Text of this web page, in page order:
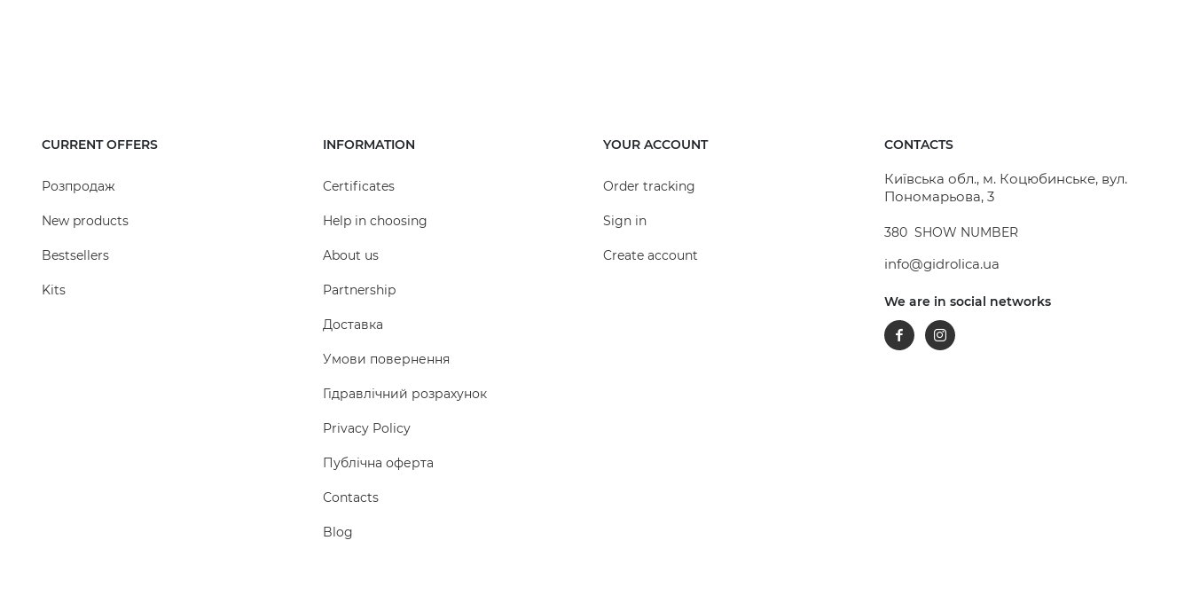
CURRENT OFFERS
Розпродаж
New products
Bestsellers
Kits
INFORMATION
Certificates
Help in choosing
About us
Partnership
Доставка
Умови повернення
Гідравлічний розрахунок
Privacy Policy
Публічна оферта
Сontacts
Blog
YOUR ACCOUNT
Order tracking
Sign in
Create account
CONTACTS
Київська обл., м. Коцюбинське, вул.
Пономарьова, 3
380 SHOW NUMBER
info@gidrolica.ua
We are in social networks
FacebookInstagram